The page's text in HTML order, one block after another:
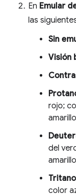
En Emular
las
Sin
Visión
rojo;
del
color